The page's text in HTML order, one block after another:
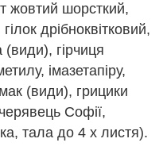
жовтий шорсткий,
дрібноквітковий,
гірчиця
імазетапіру,
(види), грицики
Софії,
тала до 4 х листя).